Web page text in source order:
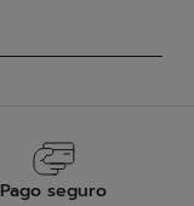
Pago seguro